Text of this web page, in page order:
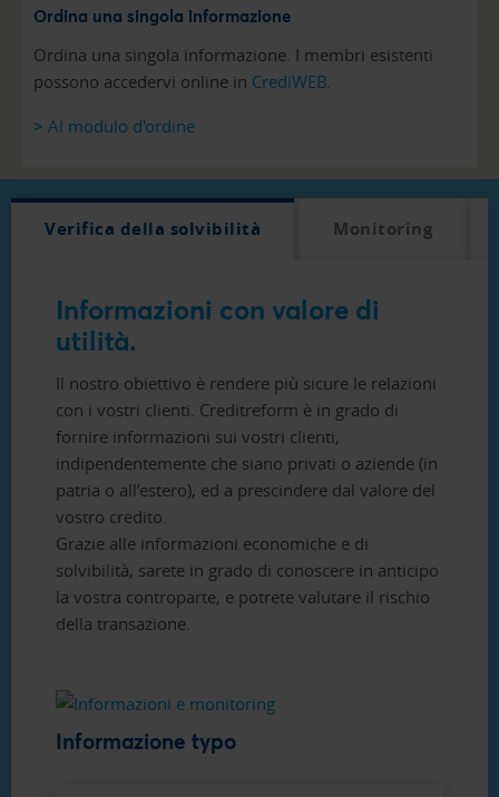
Ordina una singola informazione
Ordina una singola informazione. I membri esistenti
possono accedervi online in CrediWEB.
> Al modulo d'ordine
Verifica della solvibilità Monitoring
Informazioni con valore di
utilità.
Il nostro obiettivo è rendere più sicure le relazioni
con i vostri clienti. Creditreform è in grado di
fornire informazioni sui vostri clienti,
indipendentemente che siano privati o aziende (in
patria o all’estero), ed a prescindere dal valore del
vostro credito.
Grazie alle informazioni economiche e di
solvibilità, sarete in grado di conoscere in anticipo
la vostra controparte, e potrete valutare il rischio
della transazione.
Informazione typo